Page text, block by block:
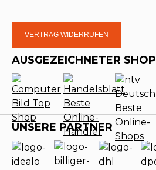
VERTRAG WIDERRUFEN
AUSGEZEICHNETER SHOP
UNSERE PARTNER